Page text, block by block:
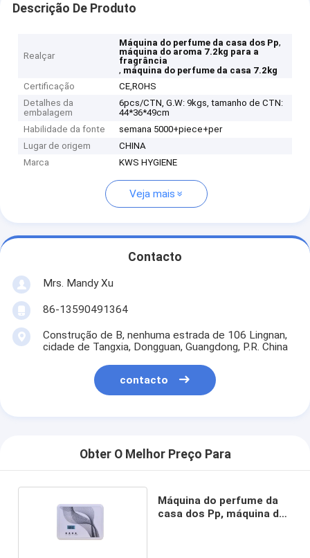
Descrição De Produto
Realçar
Máquina do perfume da casa dos Pp,
máquina do aroma 7.2kg para a
fragrância
, máquina do perfume da casa 7.2kg
Certificação
CE,ROHS
Detalhes da
embalagem
6pcs/CTN, G.W: 9kgs, tamanho de CTN:
44*36*49cm
Habilidade da fonte
semana 5000+piece+per
Lugar de origem
CHINA
Marca
KWS HYGIENE
Veja mais
Contacto
Mrs. Mandy Xu
86-13590491364
Construção de B, nenhuma estrada de 106 Lingnan,
cidade de Tangxia, Dongguan, Guangdong, P.R. China
contacto
Obter O Melhor Preço Para
Máquina do perfume da
casa dos Pp, máquina do